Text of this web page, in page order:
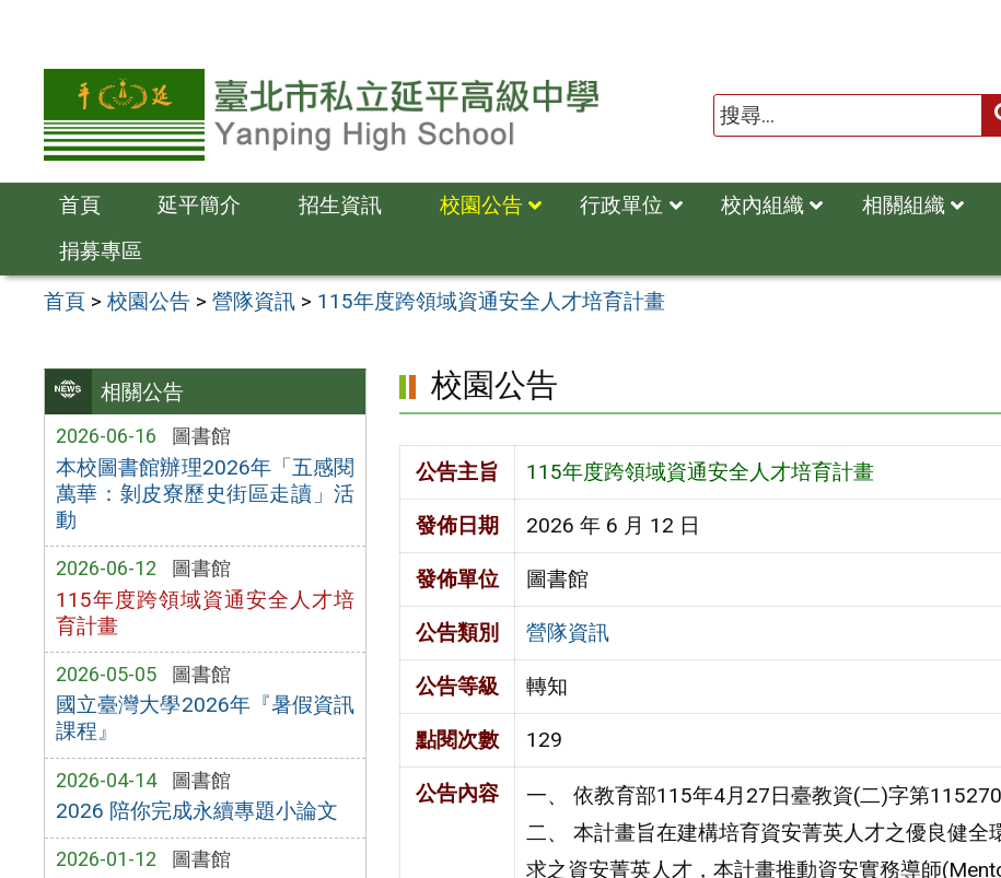
容
首頁 延平簡介 招生資訊 校園公告 行政單位 校內組織 相關組織
捐募專區
首頁 >校園公告 >營隊資訊 > 115年度跨領域資通安全人才培育計畫
相關公告
2026-06-16 圖書館
本校圖書館辦理2026年「五感閱
萬華：剝皮寮歷史街區走讀」活
動
2026-06-12 圖書館
115年度跨領域資通安全人才培
育計畫
2026-05-05 圖書館
國立臺灣大學2026年『暑假資訊
課程』
2026-04-14 圖書館
2026 陪你完成永續專題小論文
2026-01-12 圖書館
校園公告
公告主旨 115年度跨領域資通安全人才培育計畫
發佈日期 2026 年 6 月 12 日
發佈單位 圖書館
公告類別 營隊資訊
公告等級 轉知
點閱次數 129
公告內容
一、 依教育部115年4月27日臺教資(二)字第
二、 本計畫旨在建構培育資安菁英人才之優良健
求之資安菁英人才，本計畫推動資安實務導師